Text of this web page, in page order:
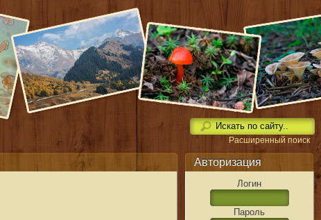
Расширенный поиск
Авторизация
Логин
Пароль